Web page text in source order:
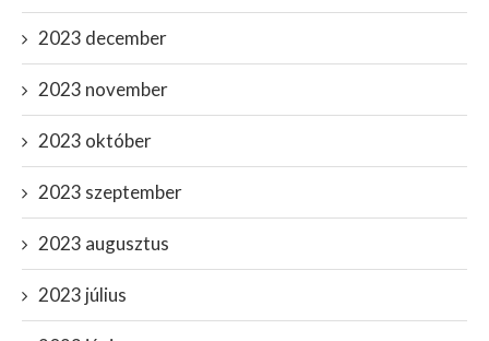
2023 december
2023 november
2023 október
2023 szeptember
2023 augusztus
2023 július